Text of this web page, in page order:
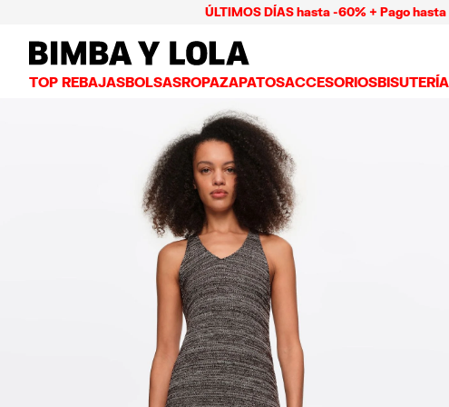
ÚLTIMOS DÍAS hasta -60% + Pago hasta 9
TOP REBAJASBOLSAS
BOLSAS BANDOLERA
BOLSAS DE HOMBRO
BOLSAS SHOPPER
BOLSAS CAPAZO
BOLSAS DE VERANO Y CAPAZOS
BOLSAS GRANDES
BOLSAS PEQUEÑAS
BOLSAS MEDIANAS
BOLSAS PIEL
BOLSAS NYLON
BOLSAS CHIHUAHUA
BOLSAS PAPER
ROPA
VER TODO
VESTIDOS Y JUMPSUITS
PLAYERAS Y TOPS
GABARDINAS
CAMISAS
PANTALONES
FALDAS
CHAMARRAS Y BLAZERS
PUNTO Y SUDADERAS
ZAPATOS
VER TODO
TENIS
BAILARINAS
CHANCLAS
SALONES
SANDALIAS
ACCESORIOS
NECESERES Y ESTUCHES
BISUTERÍA
CARCASAS Y FUNDAS
PAÑUELOS
LLAVEROS Y CHARMS
GORROS Y GORRAS
PARAGUAS
OTROS ACCESORIOS
BISUTERÍA